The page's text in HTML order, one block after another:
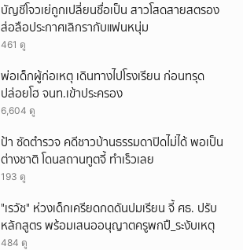
บัญชีโจวเย่ถูกเปลี่ยนชื่อเป็น สาวโสดสายสตรอง
ส่อลือประกาศเลิกรากับแฟนหนุ่ม
461 ดู
พ่อเด็กผู้ก่อเหตุ เดินทางไปโรงเรียน ก่อนทรุด
ปล่อยโฮ จนท.เข้าประครอง
6,604 ดู
ป้า ซัดตำรวจ คดีชาวบ้านธรรมดาปิดไม่ได้ พอเป็น
ต่างชาติ โดนสถานทูตจี้ ทำเร็วเลย
193 ดู
"เรวัช" ห่วงเด็กเครียดกดดันปมเรียน จี้ ศธ. ปรับ
หลักสูตร พร้อมเสนออนุญาตครูพกปื_ระงับเหตุ
484 ดู